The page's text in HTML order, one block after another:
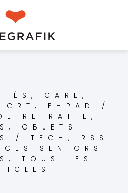
, CARE ,
, EHPAD /
RETRAITE ,
, OBJETS
/ TECH , RSS
SENIORS
, TOUS LES